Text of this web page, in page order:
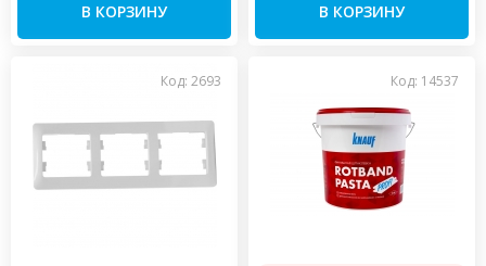
В КОРЗИНУ В КОРЗИНУ
Код: 2693 Код: 14537